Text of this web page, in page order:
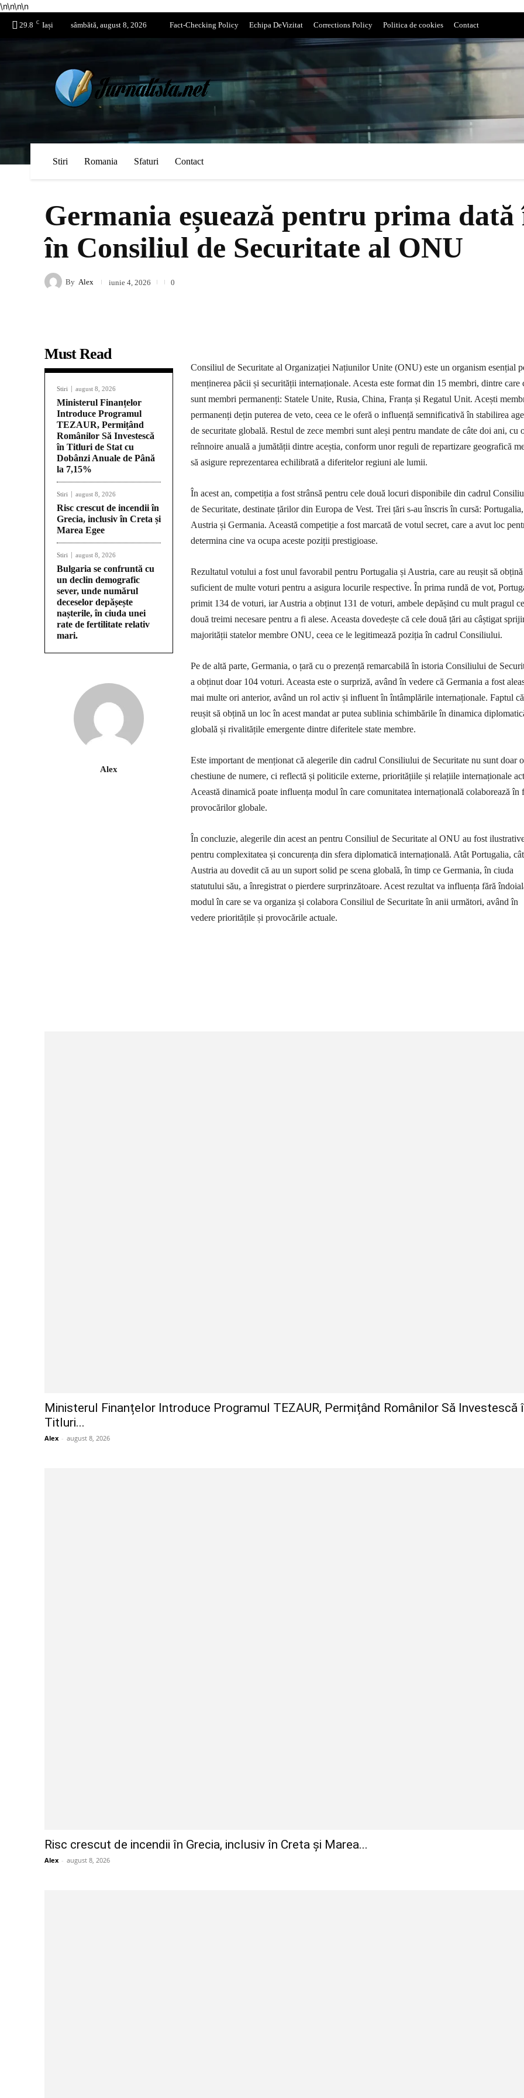
\n\n\n\n
29.8 C Iași sâmbătă, august 8, 2026 Fact-Checking Policy Echipa DeVizitat Corrections Policy Politica de cookies Contact
Stiri Romania Sfaturi Contact
Germania eșuează pentru prima
în Consiliul de Securitate al ONU
By Alex iunie 4, 2026 0
Must Read
Stiri august 8, 2026
Ministerul Finanțelor
Introduce Programul
TEZAUR, Permițând
Românilor Să Investescă
în Titluri de Stat cu
Dobânzi Anuale de Până
la 7,15%
Stiri august 8, 2026
Risc crescut de incendii în
Grecia, inclusiv în Creta și
Marea Egee
Stiri august 8, 2026
Bulgaria se confruntă cu
un declin demografic
sever, unde numărul
deceselor depășește
nașterile, în ciuda unei
rate de fertilitate relativ
mari.
Alex
Consiliul de Securitate al Organizației Națiunilor Unite (ONU) este un organism esențial
menținerea păcii și securității internaționale. Acesta este format din 15 membri, dintre care
sunt membri permanenți: Statele Unite, Rusia, China, Franța și Regatul Unit. Acești
permanenți dețin puterea de veto, ceea ce le oferă o influență semnificativă în stabilirea
de securitate globală. Restul de zece membri sunt aleși pentru mandate de câte doi ani, cu
reînnoire anuală a jumătății dintre aceștia, conform unor reguli de repartizare geografică
să asigure reprezentarea echilibrată a diferitelor regiuni ale lumii.
În acest an, competiția a fost strânsă pentru cele două locuri disponibile din cadrul
de Securitate, destinate țărilor din Europa de Vest. Trei țări s-au înscris în cursă: Portugalia,
Austria și Germania. Această competiție a fost marcată de votul secret, care a avut loc
determina cine va ocupa aceste poziții prestigioase.
Rezultatul votului a fost unul favorabil pentru Portugalia și Austria, care au reușit să obțină
suficient de multe voturi pentru a asigura locurile respective. În prima rundă de vot,
primit 134 de voturi, iar Austria a obținut 131 de voturi, ambele depășind cu mult pragul
două treimi necesare pentru a fi alese. Aceasta dovedește că cele două țări au câștigat
majorității statelor membre ONU, ceea ce le legitimează poziția în cadrul Consiliului.
Pe de altă parte, Germania, o țară cu o prezență remarcabilă în istoria Consiliului de
a obținut doar 104 voturi. Aceasta este o surpriză, având în vedere că Germania a fost
mai multe ori anterior, având un rol activ și influent în întâmplările internaționale. Faptul
reușit să obțină un loc în acest mandat ar putea sublinia schimbările în dinamica
globală și rivalitățile emergente dintre diferitele state membre.
Este important de menționat că alegerile din cadrul Consiliului de Securitate nu sunt doar o
chestiune de numere, ci reflectă și politicile externe, prioritățiile și relațiile internaționale
Această dinamică poate influența modul în care comunitatea internațională colaborează în
provocărilor globale.
În concluzie, alegerile din acest an pentru Consiliul de Securitate al ONU au fost
pentru complexitatea și concurența din sfera diplomatică internațională. Atât Portugalia,
Austria au dovedit că au un suport solid pe scena globală, în timp ce Germania, în ciuda
statutului său, a înregistrat o pierdere surprinzătoare. Acest rezultat va influența fără
modul în care se va organiza și colabora Consiliul de Securitate în anii următori, având în
vedere prioritățile și provocările actuale.
Ministerul Finanțelor Introduce Programul TEZAUR, Permițând Românilor Să Investescă
Titluri...
Alex - august 8, 2026
Risc crescut de incendii în Grecia, inclusiv în Creta și Marea...
Alex - august 8, 2026